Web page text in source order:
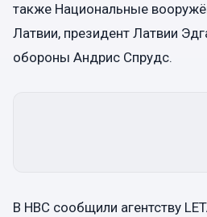
также Национальные
Латвии, президент Латвии
обороны Андрис Спрудс.
В НВС сообщили агентству